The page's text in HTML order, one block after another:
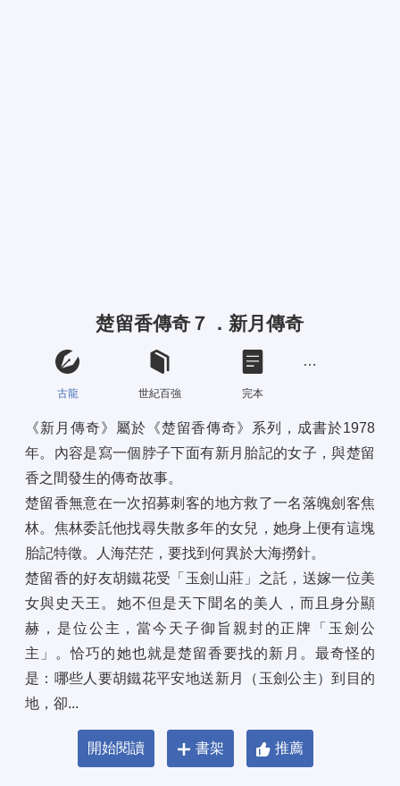
楚留香傳奇７．新月傳奇
古龍 世紀百強 完本
《新月傳奇》屬於《楚留香傳奇》系列，成書於1978
年。內容是寫一個脖子下面有新月胎記的女子，與楚留
香之間發生的傳奇故事。
楚留香無意在一次招募刺客的地方救了一名落魄劍客焦
林。焦林委託他找尋失散多年的女兒，她身上便有這塊
胎記特徵。人海茫茫，要找到何異於大海撈針。
楚留香的好友胡鐵花受「玉劍山莊」之託，送嫁一位美
女與史天王。她不但是天下聞名的美人，而且身分顯
赫，是位公主，當今天子御旨親封的正牌「玉劍公
主」。恰巧的她也就是楚留香要找的新月。最奇怪的
是：哪些人要胡鐵花平安地送新月（玉劍公主）到目的
地，卻...
開始閱讀 書架 推薦